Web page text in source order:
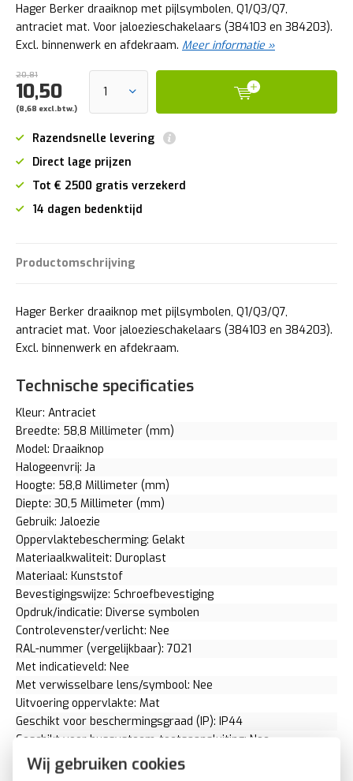
Wij gebruiken cookies
Hager Berker draaiknop met pijlsymbolen, Q1/Q3/Q7,
antraciet mat. Voor jaloezieschakelaars (384103 en 384203).
Excl. binnenwerk en afdekraam. Meer informatie »
20,81
10,50
(8,68 excl.btw.)
Razendsnelle levering
Direct lage prijzen
Tot € 2500 gratis verzekerd
14 dagen bedenktijd
Productomschrijving
Hager Berker draaiknop met pijlsymbolen, Q1/Q3/Q7,
antraciet mat. Voor jaloezieschakelaars (384103 en 384203).
Excl. binnenwerk en afdekraam.
Technische specificaties
Kleur: Antraciet
Breedte: 58,8 Millimeter (mm)
Model: Draaiknop
Halogeenvrij: Ja
Hoogte: 58,8 Millimeter (mm)
Diepte: 30,5 Millimeter (mm)
Gebruik: Jaloezie
Oppervlaktebescherming: Gelakt
Materiaalkwaliteit: Duroplast
Materiaal: Kunststof
Bevestigingswijze: Schroefbevestiging
Opdruk/indicatie: Diverse symbolen
Controlevenster/verlicht: Nee
RAL-nummer (vergelijkbaar): 7021
Met indicatieveld: Nee
Met verwisselbare lens/symbool: Nee
Uitvoering oppervlakte: Mat
Geschikt voor beschermingsgraad (IP): IP44
Geschikt voor bussysteem-toetsaansluiting: Nee
Aftastsymbool / barrièrevrij: Nee
Antibacteriële behandeling: Nee